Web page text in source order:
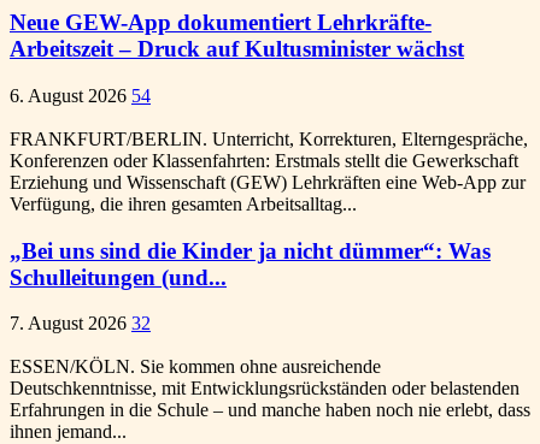
Neue GEW-App dokumentiert Lehrkräfte-
Arbeitszeit – Druck auf Kultusminister wächst
6. August 2026 54
FRANKFURT/BERLIN. Unterricht, Korrekturen, Elterngespräche,
Konferenzen oder Klassenfahrten: Erstmals stellt die Gewerkschaft
Erziehung und Wissenschaft (GEW) Lehrkräften eine Web-App zur
Verfügung, die ihren gesamten Arbeitsalltag...
„Bei uns sind die Kinder ja nicht dümmer“: Was
Schulleitungen (und...
7. August 2026 32
ESSEN/KÖLN. Sie kommen ohne ausreichende
Deutschkenntnisse, mit Entwicklungsrückständen oder belastenden
Erfahrungen in die Schule – und manche haben noch nie erlebt, dass
ihnen jemand...